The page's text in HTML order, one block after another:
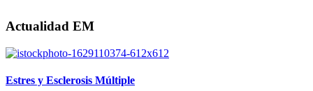
Actualidad EM
Estres y Esclerosis Múltiple